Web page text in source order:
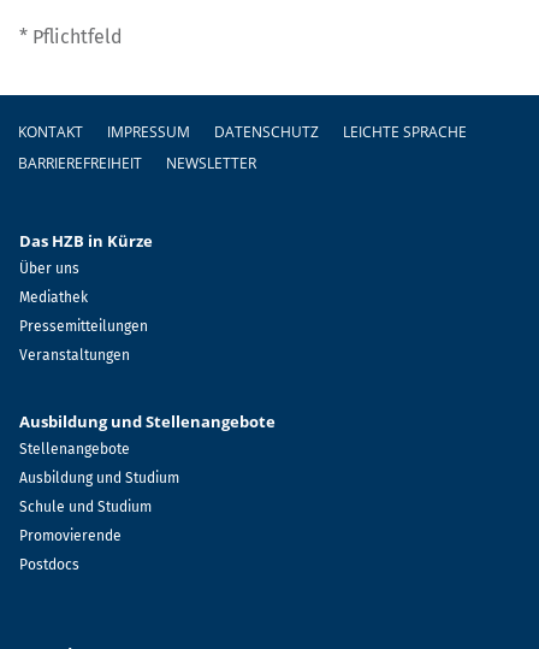
* Pflichtfeld
Fußzeile
KONTAKT IMPRESSUM DATENSCHUTZ
LEICHTE SPRACHE
BARRIEREFREIHEIT
NEWSLETTER
Das HZB in Kürze
Über uns
Mediathek
Pressemitteilungen
Veranstaltungen
Ausbildung und Stellenangebote
Stellenangebote
Ausbildung und Studium
Schule und Studium
Promovierende
Postdocs